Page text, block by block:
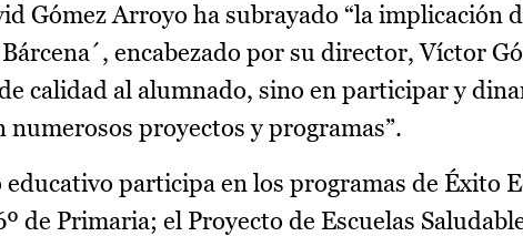
Gómez Arroyo ha subrayado “la implicación
encabezado por su director, Víctor
calidad al alumnado, sino en participar y
proyectos y programas”.
educativo participa en los programas de Éxito
de Primaria; el Proyecto de Escuelas